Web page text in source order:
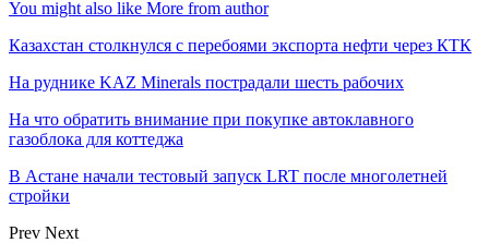
You might also like More from author
Казахстан столкнулся с перебоями экспорта нефти через КТК
На руднике KAZ Minerals пострадали шесть рабочих
На что обратить внимание при покупке автоклавного
газоблока для коттеджа
В Астане начали тестовый запуск LRT после многолетней
стройки
Prev Next